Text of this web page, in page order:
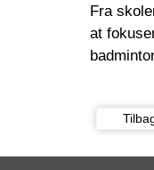
Fra
at